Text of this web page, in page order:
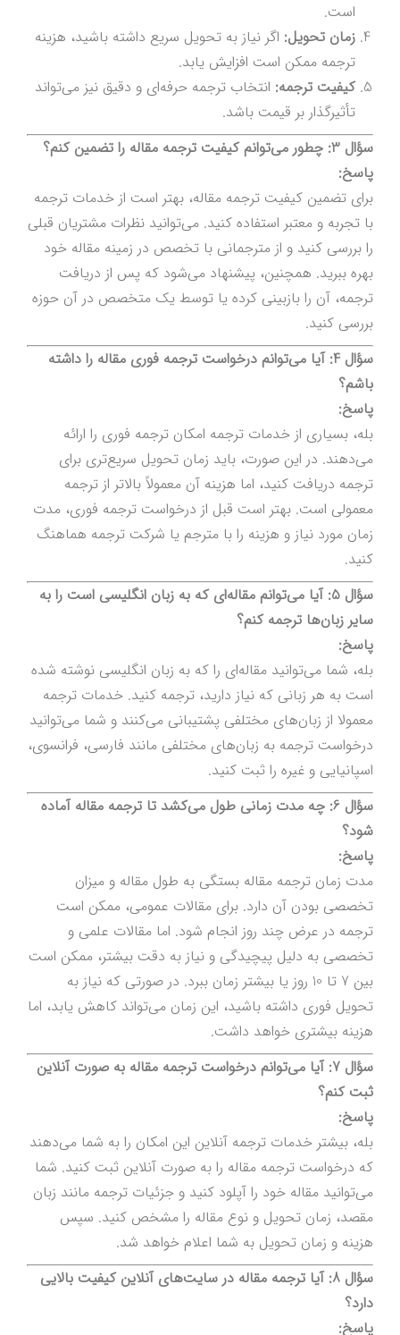
است.
زمان تحویل: اگر نیاز به تحویل سریع داشته باشید، هزینه
ترجمه ممکن است افزایش یابد.
کیفیت ترجمه: انتخاب ترجمه حرفه‌ای و دقیق نیز می‌تواند
تأثیرگذار بر قیمت باشد.
سؤال 3: چطور می‌توانم کیفیت ترجمه مقاله را تضمین کنم؟
پاسخ:
برای تضمین کیفیت ترجمه مقاله، بهتر است از خدمات ترجمه
با تجربه و معتبر استفاده کنید. می‌توانید نظرات مشتریان قبلی
را بررسی کنید و از مترجمانی با تخصص در زمینه مقاله خود
بهره ببرید. همچنین، پیشنهاد می‌شود که پس از دریافت
ترجمه، آن را بازبینی کرده یا توسط یک متخصص در آن حوزه
بررسی کنید.
سؤال 4: آیا می‌توانم درخواست ترجمه فوری مقاله را داشته
باشم؟
پاسخ:
بله، بسیاری از خدمات ترجمه امکان ترجمه فوری را ارائه
می‌دهند. در این صورت، باید زمان تحویل سریع‌تری برای
ترجمه دریافت کنید، اما هزینه آن معمولاً بالاتر از ترجمه
معمولی است. بهتر است قبل از درخواست ترجمه فوری، مدت
زمان مورد نیاز و هزینه را با مترجم یا شرکت ترجمه هماهنگ
کنید.
سؤال 5: آیا می‌توانم مقاله‌ای که به زبان انگلیسی است را به
سایر زبان‌ها ترجمه کنم؟
پاسخ:
بله، شما می‌توانید مقاله‌ای را که به زبان انگلیسی نوشته شده
است به هر زبانی که نیاز دارید، ترجمه کنید. خدمات ترجمه
معمولا از زبان‌های مختلفی پشتیبانی می‌کنند و شما می‌توانید
درخواست ترجمه به زبان‌های مختلفی مانند فارسی، فرانسوی،
اسپانیایی و غیره را ثبت کنید.
سؤال 6: چه مدت زمانی طول می‌کشد تا ترجمه مقاله آماده
شود؟
پاسخ:
مدت زمان ترجمه مقاله بستگی به طول مقاله و میزان
تخصصی بودن آن دارد. برای مقالات عمومی، ممکن است
ترجمه در عرض چند روز انجام شود. اما مقالات علمی و
تخصصی به دلیل پیچیدگی و نیاز به دقت بیشتر، ممکن است
بین 7 تا 10 روز یا بیشتر زمان ببرد. در صورتی که نیاز به
تحویل فوری داشته باشید، این زمان می‌تواند کاهش یابد، اما
هزینه بیشتری خواهد داشت.
سؤال 7: آیا می‌توانم درخواست ترجمه مقاله به صورت آنلاین
ثبت کنم؟
پاسخ:
بله، بیشتر خدمات ترجمه آنلاین این امکان را به شما می‌دهند
که درخواست ترجمه مقاله را به صورت آنلاین ثبت کنید. شما
می‌توانید مقاله خود را آپلود کنید و جزئیات ترجمه مانند زبان
مقصد، زمان تحویل و نوع مقاله را مشخص کنید. سپس
هزینه و زمان تحویل به شما اعلام خواهد شد.
سؤال 8: آیا ترجمه مقاله در سایت‌های آنلاین کیفیت بالایی
دارد؟
پاسخ: